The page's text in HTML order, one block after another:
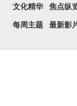
文化精华 焦点纵
每周主题 最新影